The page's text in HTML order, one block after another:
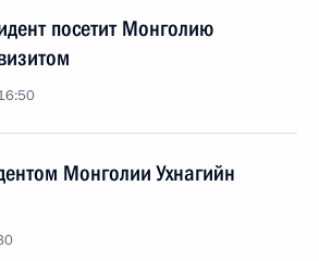
посетит Монголию
Монголии Ухнагийн